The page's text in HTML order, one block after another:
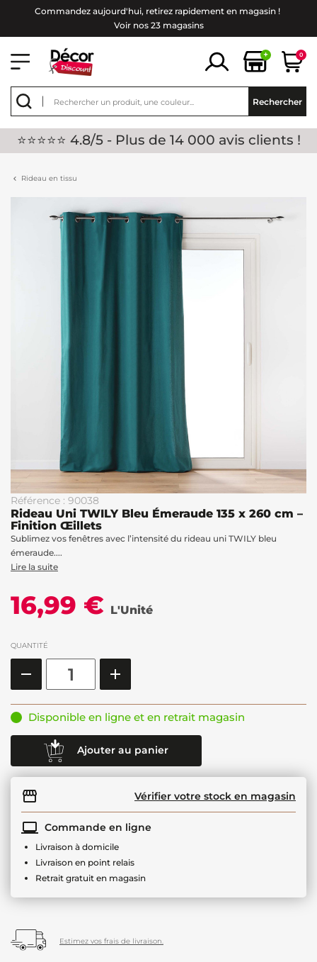
Commandez aujourd'hui, retirez rapidement en magasin !
Voir nos 23 magasins
+ 0
Rechercher
⭐⭐⭐⭐⭐ 4.8/5 - Plus de 14 000 avis clients !
Rideau en tissu
Référence : 90038
Rideau Uni TWILY Bleu Émeraude 135 x 260 cm –
Finition Œillets
Sublimez vos fenêtres avec l’intensité du rideau uni TWILY bleu
émeraude....
Lire la suite
16,99 € L'Unité
QUANTITÉ
Disponible en ligne et en retrait magasin
Ajouter au panier
Vérifier votre stock en magasin
Commande en ligne
Livraison à domicile
Livraison en point relais
Retrait gratuit en magasin
Estimez vos frais de livraison.